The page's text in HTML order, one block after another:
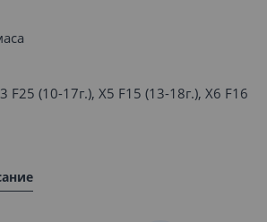
F25 (10-17г.), X5 F15 (13-18г.), X6 F16